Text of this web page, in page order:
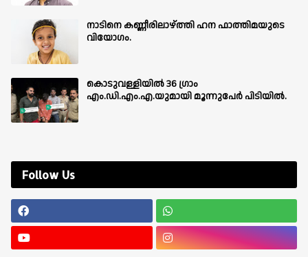
നാടിനെ കണ്ണീരിലാഴ്ത്തി ഹന ഫാത്തിമയുടെ
വിയോഗം.
കൊടുവള്ളിയിൽ 36 ഗ്രാം
എം.ഡി.എം.എ.യുമായി മൂന്നുപേർ പിടിയിൽ.
Follow Us